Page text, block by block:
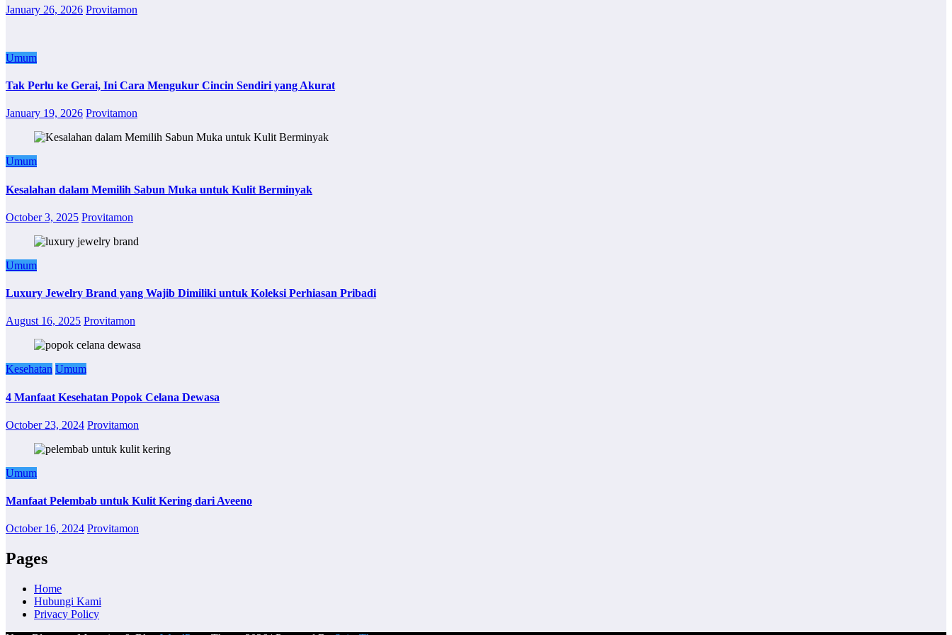
January 26, 2026 Provitamon
Umum
Tak Perlu ke Gerai, Ini Cara Mengukur Cincin Sendiri yang Akurat
January 19, 2026 Provitamon
Umum
Kesalahan dalam Memilih Sabun Muka untuk Kulit Berminyak
October 3, 2025 Provitamon
Umum
Luxury Jewelry Brand yang Wajib Dimiliki untuk Koleksi Perhiasan Pribadi
August 16, 2025 Provitamon
Kesehatan Umum
4 Manfaat Kesehatan Popok Celana Dewasa
October 23, 2024 Provitamon
Umum
Manfaat Pelembab untuk Kulit Kering dari Aveeno
October 16, 2024 Provitamon
Pages
Home
Hubungi Kami
Privacy Policy